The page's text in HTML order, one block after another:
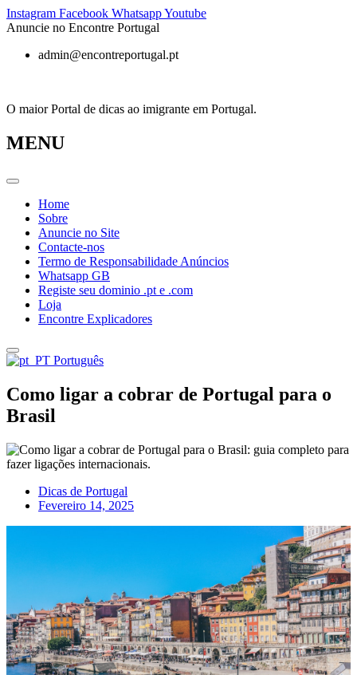
Pular
para
conteúdo
Instagram Facebook WhatsappYoutube
Anuncie no Encontre Portugal
admin@encontreportugal.pt
O maior Portal de dicas ao imigrante em Portugal.
MENU
Home
Sobre
Anuncie no Site
Contacte-nos
Termo de Responsabilidade Anúncios
Whatsapp GB
Registe seu dominio .pt e .com
Loja
Encontre Explicadores
Português
Como ligar a cobrar de Portugal para o
Brasil
Dicas de Portugal
Fevereiro 14, 2025